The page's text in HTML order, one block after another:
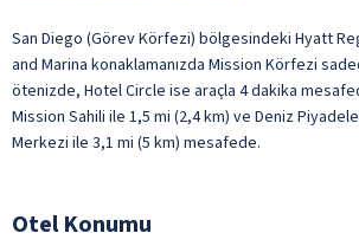
San Diego (Görev Körfezi) bölgesindeki Hyatt
and Marina konaklamanızda Mission Körfezi
ötenizde, Hotel Circle ise araçla 4 dakika
Mission Sahili ile 1,5 mi (2,4 km) ve Deniz
Merkezi ile 3,1 mi (5 km) mesafede.
Otel Konumu